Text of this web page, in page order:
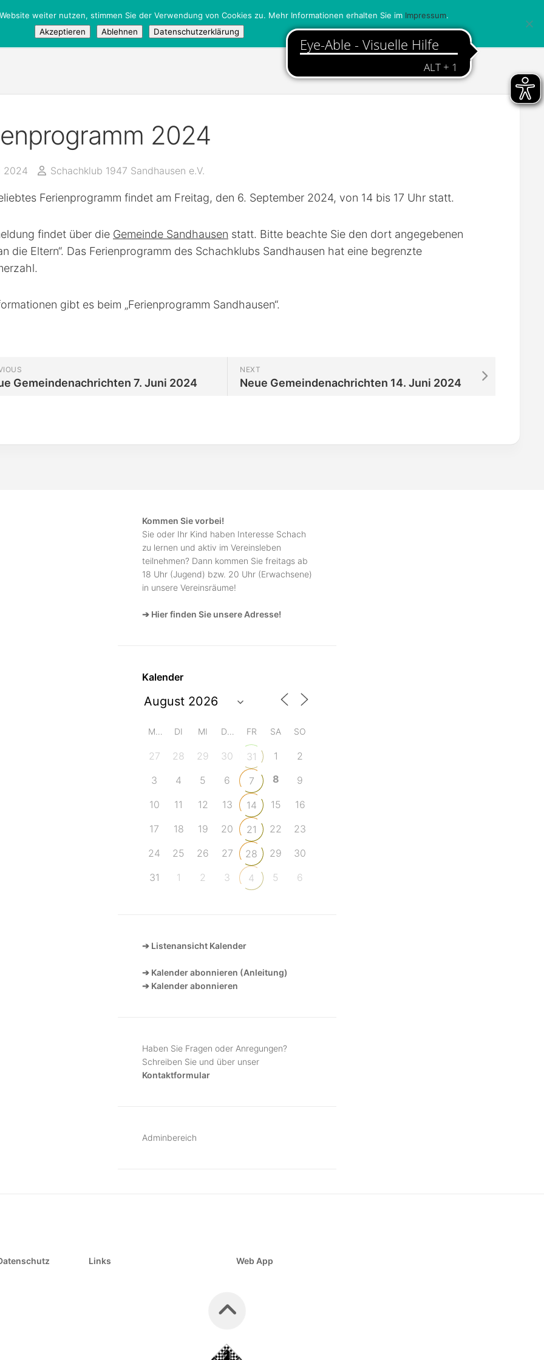
2024
2024 Schachklub 1947 Sandhausen e.V.
Ferienprogramm findet am Freitag, den 6. September 2024, von 14 bis 17 Uhr statt.
findet über die Gemeinde Sandhausen statt. Bitte beachte Sie den dort angegebenen
die Eltern“. Das Ferienprogramm des Schachklubs Sandhausen hat eine begrenzte
gibt es beim „Ferienprogramm Sandhausen“.
NEXT
Neue Gemeindenachrichten 14. Juni 2024
Gemeindenachrichten 7. Juni 2024
Kommen Sie vorbei!
Sie oder Ihr Kind haben Interesse Schach
zu lernen und aktiv im Vereinsleben
teilnehmen? Dann kommen Sie freitags ab
18 Uhr (Jugend) bzw. 20 Uhr (Erwachsene)
in unsere Vereinsräume!
➔ Hier finden Sie unsere Adresse!
Kalender
MO DI MI DO FR SA SO
27 28 29 30 31 1
2
3
4 5 6 7 8
9
10
11 12 13 14 15
16
17
18 19 20 21 22
23
24
25 26 27 28 29
30
31
1 2 3 4 5 6
➔ Listenansicht Kalender
➔ Kalender abonnieren (Anleitung)
➔ Kalender abonnieren
Haben Sie Fragen oder Anregungen?
Schreiben Sie und über unser
Kontaktformular
Adminbereich
Links Web App
weiter nutzen, stimmen Sie der Verwendung von Cookies zu. Mehr Informationen erhalten Sie im Impressum.
Akzeptieren
Ablehnen Datenschutzerklärung